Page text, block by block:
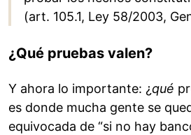
(art. 105.1, Ley 58/2003,
¿Qué pruebas valen?
Y ahora lo importante: ¿qué
es donde mucha gente se
equivocada de “si no hay